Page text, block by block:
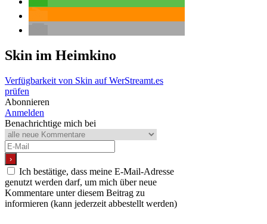
Skin im Heimkino
Verfügbarkeit von Skin auf WerStreamt.es
prüfen
Abonnieren
Anmelden
Benachrichtige mich bei
Ich bestätige, dass meine E-Mail-Adresse
genutzt werden darf, um mich über neue
Kommentare unter diesem Beitrag zu
informieren (kann jederzeit abbestellt werden)